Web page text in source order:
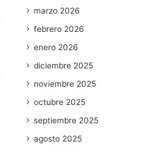
marzo 2026
febrero 2026
enero 2026
diciembre 2025
noviembre 2025
octubre 2025
septiembre 2025
agosto 2025